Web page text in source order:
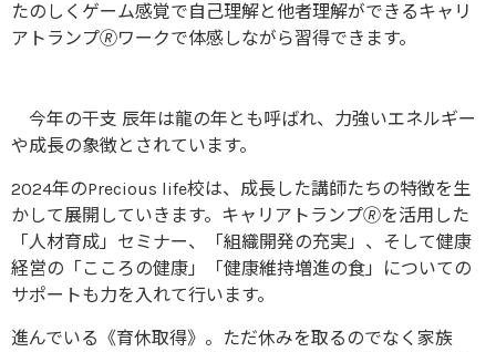
たのしくゲーム感覚で自己理解と他者理解ができるキャリ
アトランプ🄬ワークで体感しながら習得できます。
今年の干支 辰年は龍の年とも呼ばれ、力強いエネルギー
や成長の象徴とされています。
2024年のPrecious life校は、成長した講師たちの特徴を生
かして展開していきます。キャリアトランプ🄬を活用した
「人材育成」セミナー、「組織開発の充実」、そして健康
経営の「こころの健康」「健康維持増進の食」についての
サポートも力を入れて行います。
進んでいる《育休取得》。ただ休みを取るのでなく家族